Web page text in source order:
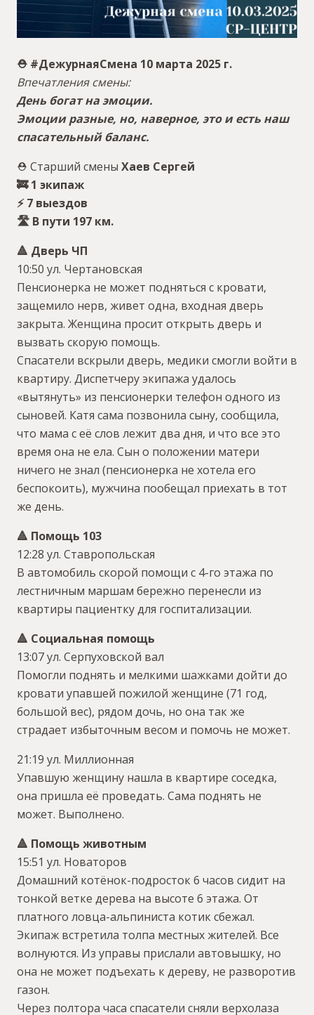
⛑ #ДежурнаяСмена 10 марта 2025 г.
Впечатления смены:
День богат на эмоции.
Эмоции разные, но, наверное, это и есть наш
спасательный баланс.
⛑ Старший смены Хаев Сергей
🚒 1 экипаж
⚡️ 7 выездов
🛣 В пути 197 км.
🔺 Дверь ЧП
10:50 ул. Чертановская
Пенсионерка не может подняться с кровати,
защемило нерв, живет одна, входная дверь
закрыта. Женщина просит открыть дверь и
вызвать скорую помощь.
Спасатели вскрыли дверь, медики смогли войти в
квартиру. Диспетчеру экипажа удалось
«вытянуть» из пенсионерки телефон одного из
сыновей. Катя сама позвонила сыну, сообщила,
что мама с её слов лежит два дня, и что все это
время она не ела. Сын о положении матери
ничего не знал (пенсионерка не хотела его
беспокоить), мужчина пообещал приехать в тот
же день.
🔺 Помощь 103
12:28 ул. Ставропольская
В автомобиль скорой помощи с 4-го этажа по
лестничным маршам бережно перенесли из
квартиры пациентку для госпитализации.
🔺 Социальная помощь
13:07 ул. Серпуховской вал
Помогли поднять и мелкими шажками дойти до
кровати упавшей пожилой женщине (71 год,
большой вес), рядом дочь, но она так же
страдает избыточным весом и помочь не может.
21:19 ул. Миллионная
Упавшую женщину нашла в квартире соседка,
она пришла её проведать. Сама поднять не
может. Выполнено.
🔺 Помощь животным
15:51 ул. Новаторов
Домашний котёнок-подросток 6 часов сидит на
тонкой ветке дерева на высоте 6 этажа. От
платного ловца-альпиниста котик сбежал.
Экипаж встретила толпа местных жителей. Все
волнуются. Из управы прислали автовышку, но
она не может подъехать к дереву, не разворотив
газон.
Через полтора часа спасатели сняли верхолаза